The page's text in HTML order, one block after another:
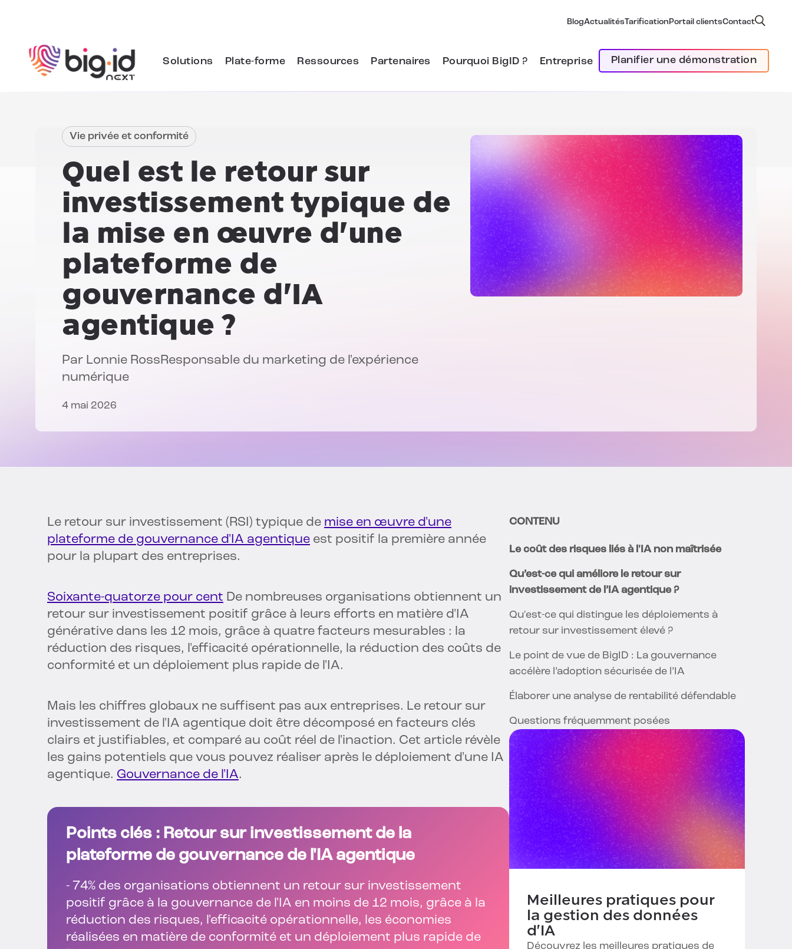
BlogActualitésTarification Portail clientsContact
Solutions Plate-forme Ressources Partenaires Pourquoi BigID ? Entreprise Planifier une démonstration
Vie privée et conformité
Quel est le retour sur
investissement typique de
la mise en œuvre d'une
plateforme de
gouvernance d'IA
agentique ?
Par Lonnie RossResponsable du marketing de l'expérience
numérique
4 mai 2026
Le retour sur investissement (RSI) typique de mise en œuvre d'une
plateforme de gouvernance d'IA agentique est positif la première année
pour la plupart des entreprises.
Soixante-quatorze pour cent De nombreuses organisations obtiennent un
retour sur investissement positif grâce à leurs efforts en matière d'IA
générative dans les 12 mois, grâce à quatre facteurs mesurables : la
réduction des risques, l'efficacité opérationnelle, la réduction des coûts de
conformité et un déploiement plus rapide de l'IA.
Mais les chiffres globaux ne suffisent pas aux entreprises. Le retour sur
investissement de l'IA agentique doit être décomposé en facteurs clés
clairs et justifiables, et comparé au coût réel de l'inaction. Cet article révèle
les gains potentiels que vous pouvez réaliser après le déploiement d'une IA
agentique. Gouvernance de l'IA.
Points clés : Retour sur investissement de la
plateforme de gouvernance de l'IA agentique
- 74% des organisations obtiennent un retour sur investissement
positif grâce à la gouvernance de l'IA en moins de 12 mois, grâce à la
réduction des risques, l'efficacité opérationnelle, les économies
réalisées en matière de conformité et un déploiement plus rapide de
CONTENU
Le coût des risques liés à l'IA non maîtrisée
Qu’est-ce qui améliore le retour sur
investissement de l’IA agentique ?
Qu'est-ce qui distingue les déploiements à
retour sur investissement élevé ?
Le point de vue de BigID : La gouvernance
accélère l’adoption sécurisée de l’IA
Élaborer une analyse de rentabilité défendable
Questions fréquemment posées
Meilleures pratiques pour
la gestion des données
d'IA
Découvrez les meilleures pratiques de